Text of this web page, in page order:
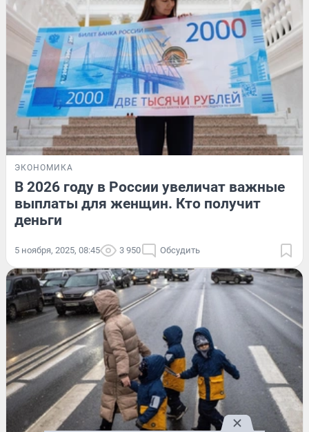
ЭКОНОМИКА
В 2026 году в России увеличат важные
выплаты для женщин. Кто получит
деньги
5 ноября, 2025, 08:45 3 950 Обсудить